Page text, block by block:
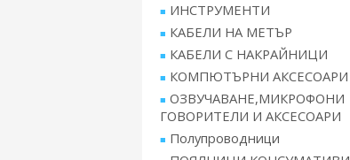
ИНСТРУМЕНТИ
КАБЕЛИ НА МЕТЪР
КАБЕЛИ С НАКРАЙНИЦИ
КОМПЮТЪРНИ АКСЕСОАРИ
ОЗВУЧАВАНЕ,МИКРОФОНИ
ГОВОРИТЕЛИ И АКСЕСОАРИ
Полупроводници